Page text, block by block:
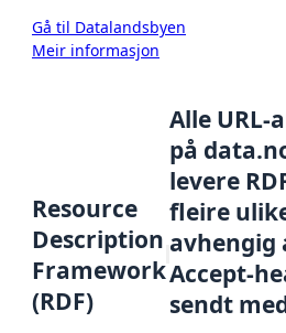
Gå til Datalandsbyen
Meir informasjon
Resource
Description
Framework
(RDF)
Alle URL-
på
levere
fleire
avhengig
Accept-
sendt